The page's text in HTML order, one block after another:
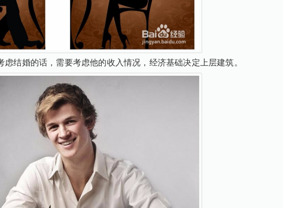
虑结婚的话，需要考虑他的收入情况，经济基础决定上层建筑。